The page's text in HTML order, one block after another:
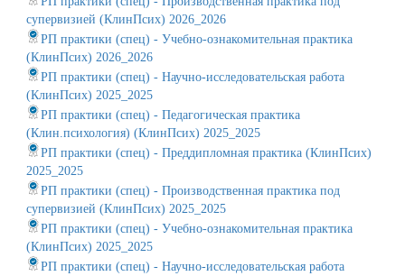
супервизией (КлинПсих) 2026_2026
РП практики (спец) - Учебно-ознакомительная практика
(КлинПсих) 2026_2026
РП практики (спец) - Научно-исследовательская работа
(КлинПсих) 2025_2025
РП практики (спец) - Педагогическая практика
(Клин.психология) (КлинПсих) 2025_2025
РП практики (спец) - Преддипломная практика (КлинПсих)
2025_2025
РП практики (спец) - Производственная практика под
супервизией (КлинПсих) 2025_2025
РП практики (спец) - Учебно-ознакомительная практика
(КлинПсих) 2025_2025
РП практики (спец) - Научно-исследовательская работа